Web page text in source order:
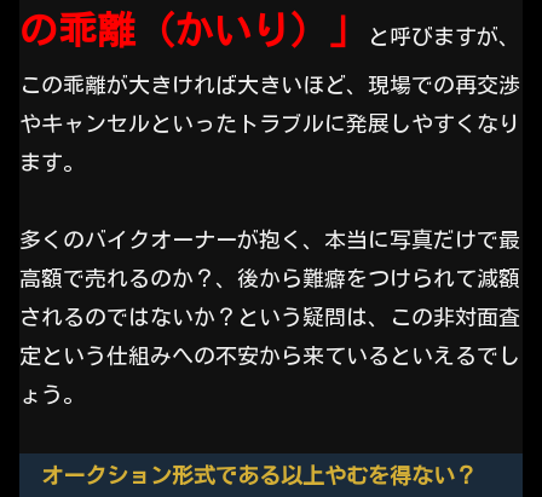
の乖離（かいり）」
と呼びますが、
この乖離が大きければ大きいほど、現場での再交渉
やキャンセルといったトラブルに発展しやすくなり
ます。
多くのバイクオーナーが抱く、本当に写真だけで最
高額で売れるのか？、後から難癖をつけられて減額
されるのではないか？という疑問は、この非対面査
定という仕組みへの不安から来ているといえるでし
ょう。
オークション形式である以上やむを得ない？